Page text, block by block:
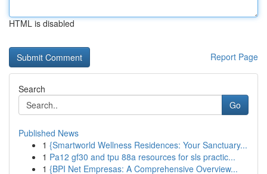
HTML is disabled
Report Page
Search
Go
Published News
1 {Smartworld Wellness Residences: Your Sanctuary...
1 Pa12 gf30 and tpu 88a resources for sls practic...
1 {BPI Net Empresas: A Comprehensive Overview...